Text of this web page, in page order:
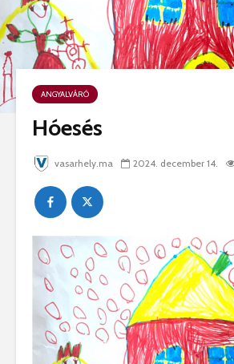
ANGYALVÁRÓ
Hóesés
vasarhely.ma 2024. december 14.